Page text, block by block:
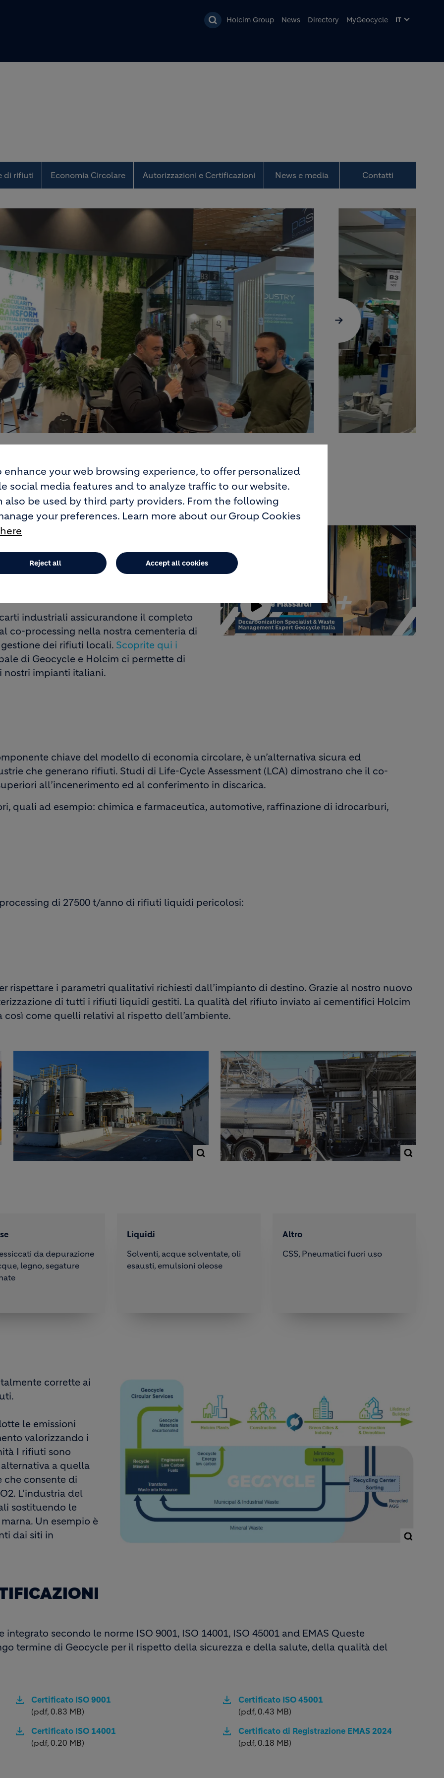
Salta al contenuto principale
Holcim Group News Directory MyGeocycle IT
di rifiuti Economia Circolare Autorizzazioni e Certificazioni News e media Contatti
innovative per il contemporaneo riciclo e
oltre 30 anni un partner affidabile nella
dei principi dell’Economia Circolare
industriali assicurandone il completo
co-processing nella nostra cementeria di
dei rifiuti locali. Scoprite qui i
di Geocycle e Holcim ci permette di
nostri impianti italiani.
Play
Video
chiave del modello di economia circolare, è un’alternativa sicura ed
che generano rifiuti. Studi di Life-Cycle Assessment (LCA) dimostrano che il co-
all’incenerimento ed al conferimento in discarica.
quali ad esempio: chimica e farmaceutica, automotive, raffinazione di idrocarburi,
di 27500 t/anno di rifiuti liquidi pericolosi:
rispettare i parametri qualitativi richiesti dall’impianto di destino. Grazie al nostro nuovo
di tutti i rifiuti liquidi gestiti. La qualità del rifiuto inviato ai cementifici Holcim
come quelli relativi al rispetto dell’ambiente.
da depurazione
legno, segature
Liquidi
Solventi, acque solventate, oli
esausti, emulsioni oleose
Altro
CSS, Pneumatici fuori uso
corrette ai
le emissioni
valorizzando i
I rifiuti sono
a quella
consente di
L’industria del
sostituendo le
Un esempio è
dai siti in
secondo le norme ISO 9001, ISO 14001, ISO 45001 and EMAS Queste
termine di Geocycle per il rispetto della sicurezza e della salute, della qualità del
Certificato ISO 9001
(pdf, 0.83 MB)
Certificato ISO 14001
(pdf, 0.20 MB)
Certificato ISO 45001
(pdf, 0.43 MB)
Certificato di Registrazione EMAS 2024
(pdf, 0.18 MB)
enhance your web browsing experience, to offer personalized
social media features and to analyze traffic to our website.
also be used by third party providers. From the following
your preferences. Learn more about our Group Cookies
Accept all cookies
Reject all